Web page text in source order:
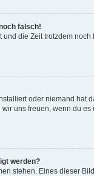
falsch!
die Zeit trotzdem
oder niemand
uns freuen, wenn du
werden?
stehen. Eines dieser